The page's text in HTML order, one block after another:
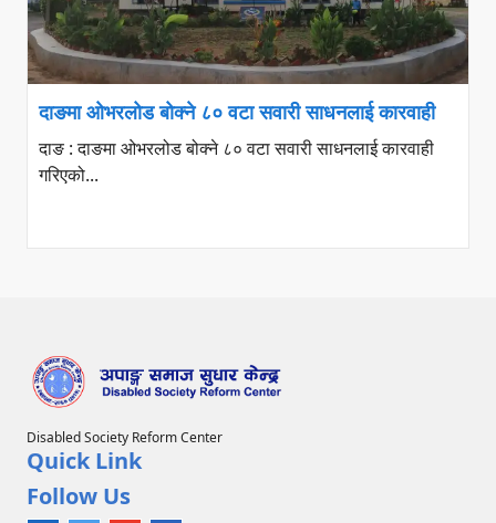
दाङमा ओभरलोड बोक्ने ८० वटा सवारी साधनलाई कारवाही
दाङ : दाङमा ओभरलोड बोक्ने ८० वटा सवारी साधनलाई कारवाही
गरिएको...
Disabled Society Reform Center
Quick Link
Follow Us